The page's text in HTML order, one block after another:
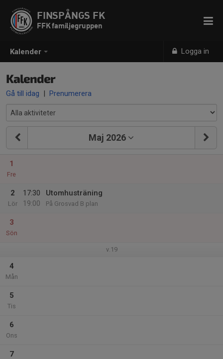
Kalender Logga in
FINSPÅNGS FK
FFK familjegruppen
Kalender
Gå till idag | Prenumerera
Maj 2026
1
Fre
2
Lör
17:30
19:00
Utomhusträning
På Grosvad B plan
3
Sön
v.19
4
Mån
5
Tis
6
Ons
7